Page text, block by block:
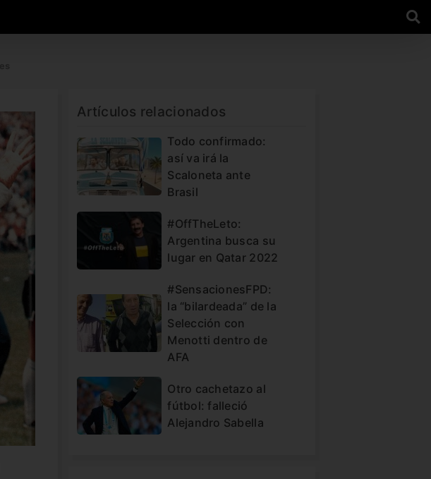
Artículos relacionados
Todo confirmado:
así va irá la
Scaloneta ante
Brasil
#OffTheLeto:
Argentina busca su
lugar en Qatar 2022
#SensacionesFPD:
la “bilardeada” de la
Selección con
Menotti dentro de
AFA
Otro cachetazo al
fútbol: falleció
Alejandro Sabella